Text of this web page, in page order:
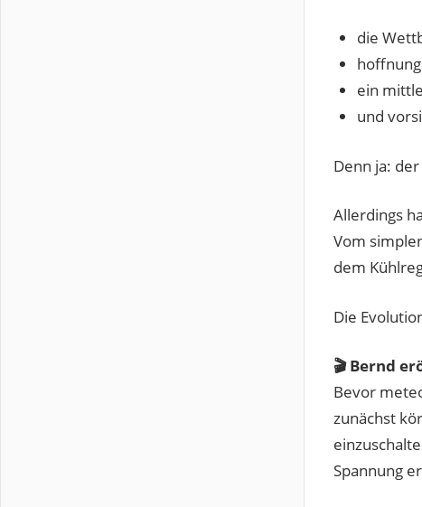
die
ein
und
Denn ja:
Allerdings
Vom
dem
Die
🎬 Bernd
Bevor
zunächst
Spannung